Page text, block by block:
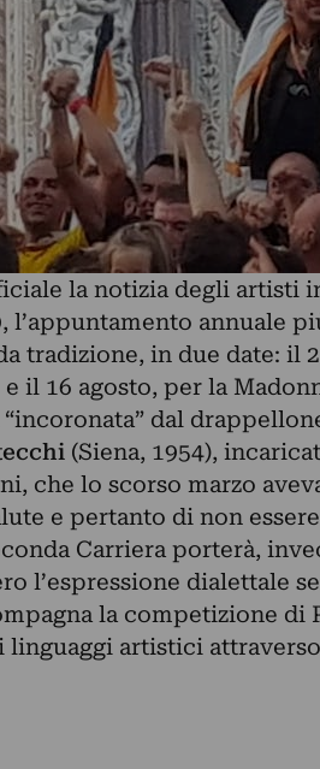
la notizia degli
l’appuntamento annuale
tradizione, in due date: il
il 16 agosto, per la
dal
(Siena, 1954),
che lo scorso marzo
e pertanto di non
Carriera porterà,
l’espressione dialettale
la competizione di
linguaggi artistici